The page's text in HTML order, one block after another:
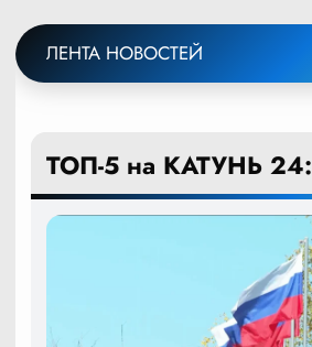
ЛЕНТА НОВОСТЕЙ
ТОП-5 на КАТУНЬ 24: